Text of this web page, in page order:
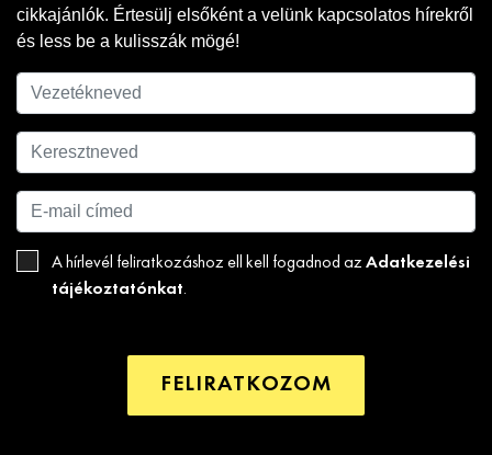
cikkajánlók. Értesülj elsőként a velünk kapcsolatos hírekről
és less be a kulisszák mögé!
A hírlevél feliratkozáshoz ell kell fogadnod az Adatkezelési
tájékoztatónkat.
FELIRATKOZOM